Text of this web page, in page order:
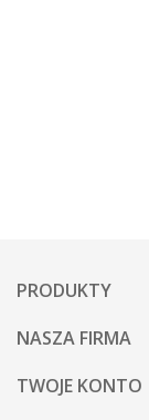
PRODUKTY
NASZA FIRMA
TWOJE KONTO